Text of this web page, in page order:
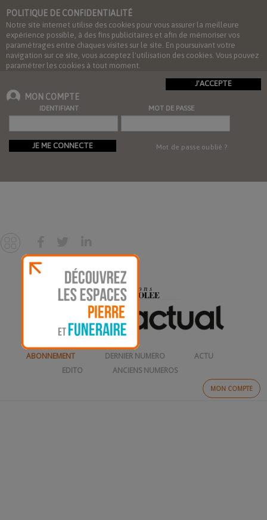
POLITIQUE DE CONFIDENTIALITÉ
Notre site internet utilise des cookies pour vous assurer la meilleure
expérience possible, à des fins publicitaires et afin de mémoriser vos
paramétrages entre chaques visites sur le site. En poursuivant votre
navigation sur ce site, vous acceptez l'utilisation des cookies. Vous pouvez
paramétrer les cookies à tout moment.
J'ACCEPTE
MON COMPTE
IDENTIFIANT MOT DE PASSE
JE ME CONNECTE Mot de passe oublié ?
MON COMPTE
ABONNEMENT DERNIER NUMERO
ACTU
EDITO
ANCIENS NUMEROS